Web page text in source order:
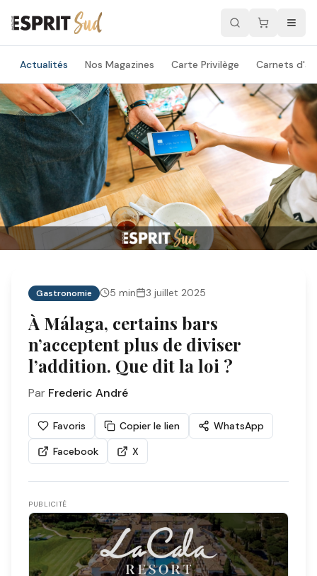
Actualités Nos Magazines Carte Privilège Carnets
Gastronomie 5 min 3 juillet 2025
À Málaga, certains bars
n’acceptent plus de diviser
l’addition. Que dit la loi ?
Par Frederic André
Favoris Copier le lien
WhatsApp
Facebook
X
PUBLICITÉ